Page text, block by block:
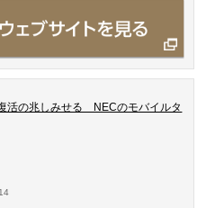
活の兆しみせる NECのモバイルタ